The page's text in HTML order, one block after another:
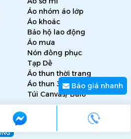
Áo nhóm áo lớp
Áo khoác
Bảo hộ lao động
Áo mưa
Nón đồng phục
Tạp Dề
Áo thun thời trang
Áo thun 3D
Túi Canvas/ Balo
Báo giá nhanh